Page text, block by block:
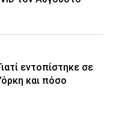
εντοπίστηκε σε
και πόσο